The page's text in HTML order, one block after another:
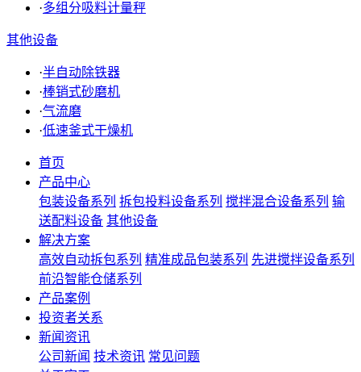
·多组分吸料计量秤
其他设备
·半自动除铁器
·棒销式砂磨机
·气流磨
·低速釜式干燥机
首页
产品中心
包装设备系列 拆包投料设备系列 搅拌混合设备系列 输
送配料设备 其他设备
解决方案
高效自动拆包系列 精准成品包装系列 先进搅拌设备系列
前沿智能仓储系列
产品案例
投资者关系
新闻资讯
公司新闻 技术资讯 常见问题